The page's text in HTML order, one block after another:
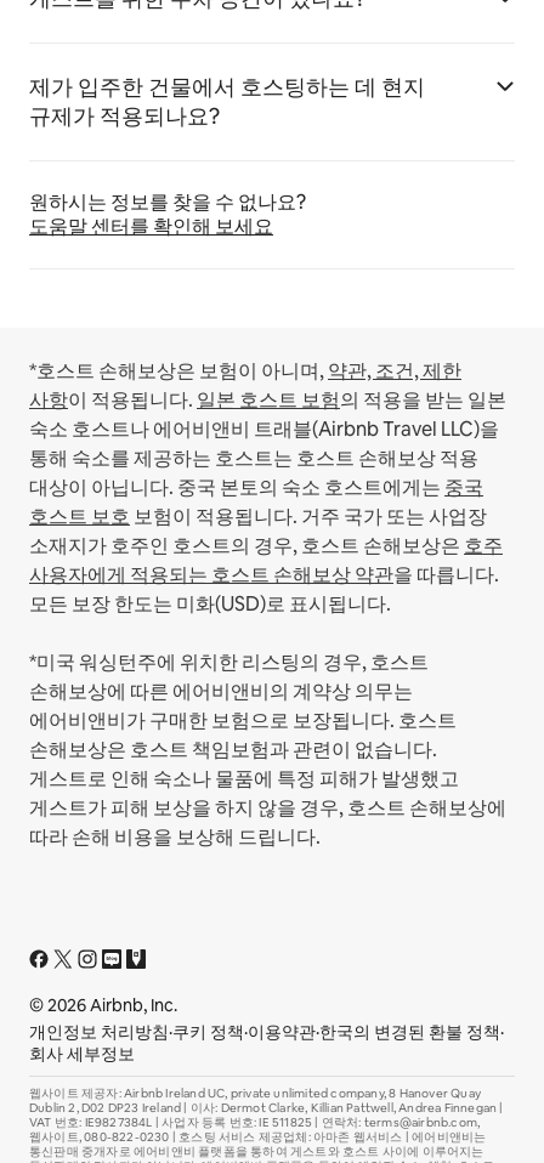
제가 입주한 건물에서 호스팅하는 데 현지
규제가 적용되나요?
원하시는 정보를 찾을 수 없나요?
도움말 센터를 확인해 보세요
*호스트 손해보상은 보험이 아니며,약관, 조건, 제한
사항이 적용됩니다. 일본 호스트 보험의 적용을 받는 일본
숙소 호스트나 에어비앤비 트래블(Airbnb Travel LLC)을
통해 숙소를 제공하는 호스트는 호스트 손해보상 적용
대상이 아닙니다. 중국 본토의 숙소 호스트에게는 중국
호스트 보호 보험이 적용됩니다. 거주 국가 또는 사업장
소재지가 호주인 호스트의 경우, 호스트 손해보상은 호주
사용자에게 적용되는 호스트 손해보상 약관을 따릅니다.
모든 보장 한도는 미화(USD)로 표시됩니다.
*미국 워싱턴주에 위치한 리스팅의 경우, 호스트
손해보상에 따른 에어비앤비의 계약상 의무는
에어비앤비가 구매한 보험으로 보장됩니다. 호스트
손해보상은 호스트 책임보험과 관련이 없습니다.
게스트로 인해 숙소나 물품에 특정 피해가 발생했고
게스트가 피해 보상을 하지 않을 경우, 호스트 손해보상에
따라 손해 비용을 보상해 드립니다.
© 2026 Airbnb, Inc.
개인정보 처리방침·쿠키 정책·이용약관·한국의 변경된 환불 정책·
회사 세부정보
웹사이트 제공자: Airbnb Ireland UC, private unlimited company, 8 Hanover Quay
Dublin 2, D02 DP23 Ireland | 이사: Dermot Clarke, Killian Pattwell, Andrea Finnegan |
VAT 번호: IE9827384L | 사업자 등록 번호: IE 511825 | 연락처: terms@airbnb.com,
웹사이트, 080-822-0230 | 호스팅 서비스 제공업체: 아마존 웹서비스 | 에어비앤비는
통신판매 중개자로 에어비앤비 플랫폼을 통하여 게스트와 호스트 사이에 이루어지는